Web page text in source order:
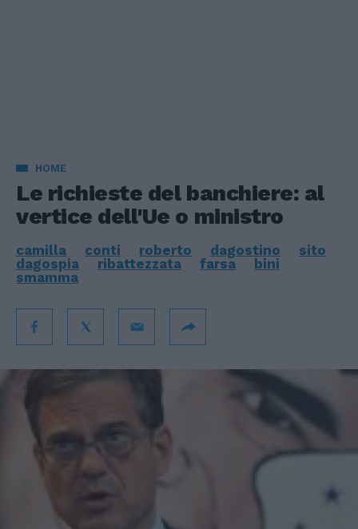
HOME
Le richieste del banchiere: al
vertice dell'Ue o ministro
camilla conti roberto dagostino
sito
dagospia
ribattezzata farsa
bini
smamma